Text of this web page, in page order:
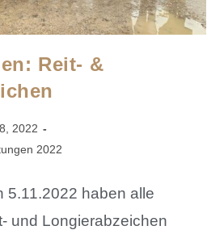
Reit- &
2022
2022
5.11.2022 haben alle
und Longierabzeichen